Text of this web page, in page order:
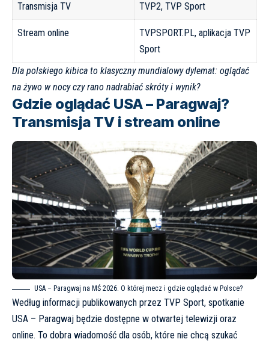
Transmisja TV TVP2, TVP Sport
Stream online
TVPSPORT.PL, aplikacja TVP
Sport
Dla polskiego kibica to klasyczny mundialowy dylemat: oglądać
na żywo w nocy czy rano nadrabiać skróty i wynik?
Gdzie oglądać USA – Paragwaj?
Transmisja TV i stream online
USA – Paragwaj na MŚ 2026. O której mecz i gdzie oglądać w Polsce?
Według informacji publikowanych przez TVP Sport, spotkanie
USA – Paragwaj będzie dostępne w otwartej telewizji oraz
online. To dobra wiadomość dla osób, które nie chcą szukać